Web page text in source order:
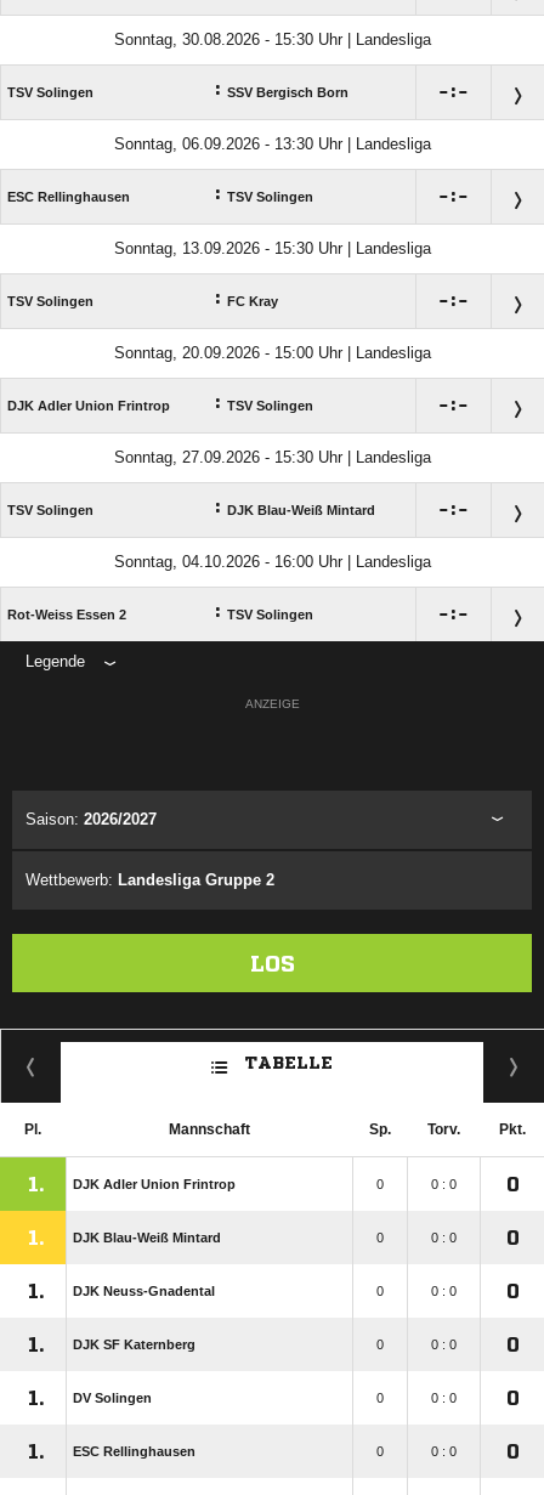
Sonntag, 30.08.2026 - 15:30 Uhr | Landesliga
TSV Solingen : SSV Bergisch Born :
Sonntag, 06.09.2026 - 13:30 Uhr | Landesliga
ESC Rellinghausen : TSV Solingen :
Sonntag, 13.09.2026 - 15:30 Uhr | Landesliga
TSV Solingen : FC Kray :
Sonntag, 20.09.2026 - 15:00 Uhr | Landesliga
DJK Adler Union Frintrop : TSV Solingen :
Sonntag, 27.09.2026 - 15:30 Uhr | Landesliga
TSV Solingen : DJK Blau-Weiß Mintard :
Sonntag, 04.10.2026 - 16:00 Uhr | Landesliga
Rot-Weiss Essen 2 : TSV Solingen :
Legende
ANZEIGE
Saison: 2026/2027
Wettbewerb: Landesliga Gruppe 2
LOS
TABELLE
Pl. Mannschaft Sp. Torv. Pkt.
1. DJK Adler Union Frintrop 0 0 : 0 0
1. DJK Blau-Weiß Mintard 0 0 : 0 0
1. DJK Neuss-Gnadental 0 0 : 0 0
1. DJK SF Katernberg 0 0 : 0 0
1. DV Solingen 0 0 : 0 0
1. ESC Rellinghausen 0 0 : 0 0